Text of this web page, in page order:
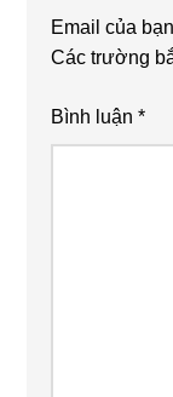
Email của
Các trường
Bình luận*